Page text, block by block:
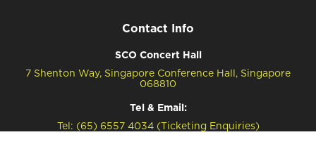
Contact Info
SCO Concert Hall
7 Shenton Way, Singapore Conference Hall, Singapore
068810
Tel & Email:
Tel: (65) 6557 4034 (Ticketing Enquiries)
Tel: (65) 6557 4041 (General Enquiries)